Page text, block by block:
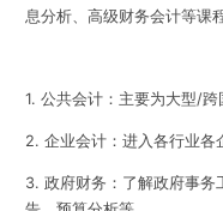
息分析、高级财务会计等课
1. 公共会计：主要为大型/
2. 企业会计：进入各行业各
3. 政府财务：了解政府事务